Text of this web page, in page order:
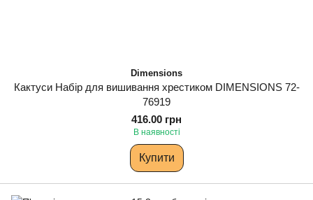
Dimensions
Кактуси Набір для вишивання хрестиком DIMENSIONS 72-
76919
416.00 грн
В наявності
Купити